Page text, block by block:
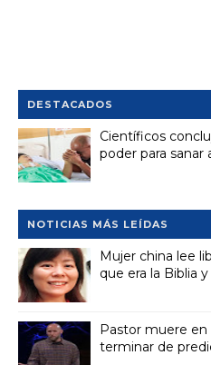
DESTACADOS
Científicos
poder para sanar
NOTICIAS MÁS LEÍDAS
Mujer china lee
que era la Biblia
Pastor muere en
terminar de